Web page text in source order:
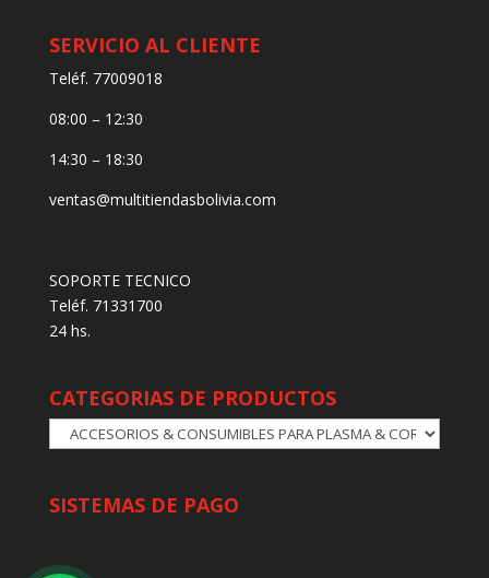
SERVICIO AL CLIENTE
Teléf. 77009018
08:00 – 12:30
14:30 – 18:30
ventas@multitiendasbolivia.com
SOPORTE TECNICO
Teléf. 71331700
24 hs.
CATEGORIAS DE PRODUCTOS
SISTEMAS DE PAGO